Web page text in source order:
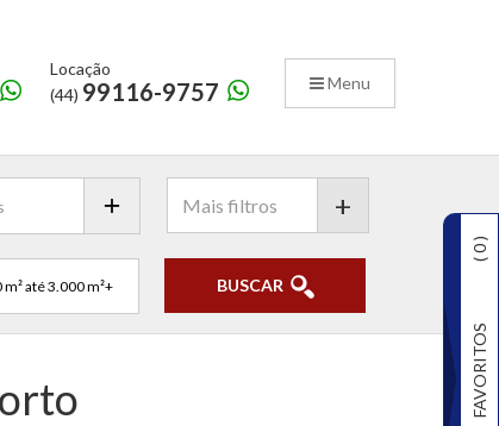
Menu
Locação
(44) 99116-9757
+
BUSCAR
FAVORITOS
(
0
)